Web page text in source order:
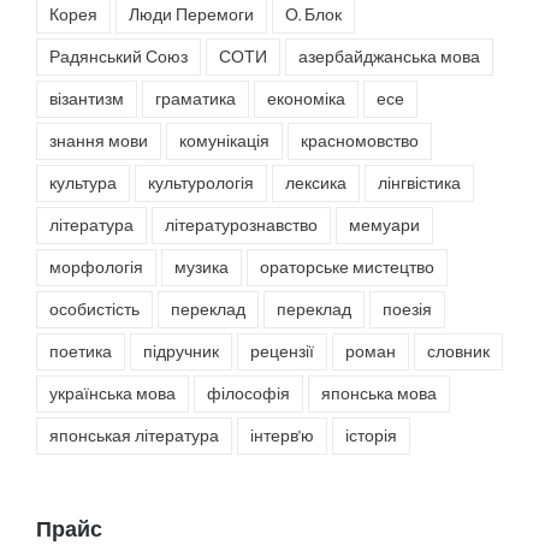
Корея Люди Перемоги О. Блок
Радянський Союз СОТИ азербайджанська мова
візантизм граматика економіка есе
знання мови комунікація красномовство
культура культурологія лексика лінгвістика
література літературознавство мемуари
морфологія музика ораторське мистецтво
особистість переклад переклад поезія
поетика підручник рецензії роман словник
українська мова філософія японська мова
японськая література інтерв'ю історія
Прайс